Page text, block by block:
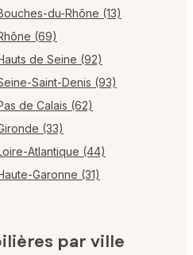
du-Rhône (13)
(69)
de Seine (92)
Saint-Denis (93)
de Calais (62)
(33)
Atlantique (44)
Garonne (31)
par ville